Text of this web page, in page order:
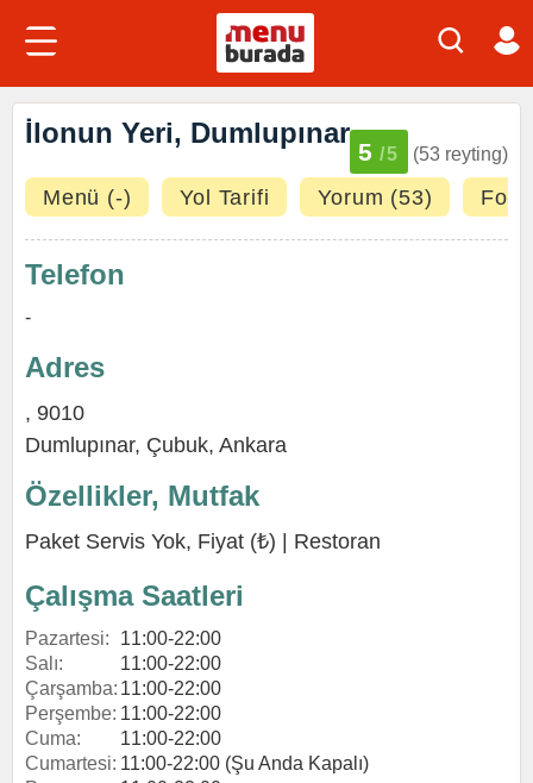
İlonun Yeri, Dumlupınar
5 /5 (53 reyting)
Menü (-) Yol Tarifi Yorum (53)
Telefon
-
Adres
, 9010
Dumlupınar, Çubuk, Ankara
Özellikler, Mutfak
Paket Servis Yok, Fiyat (₺) | Restoran
Çalışma Saatleri
Pazartesi:
11:00-22:00
Salı:
11:00-22:00
Çarşamba: 11:00-22:00
Perşembe: 11:00-22:00
Cuma:
11:00-22:00
Cumartesi: 11:00-22:00 (Şu Anda Kapalı)